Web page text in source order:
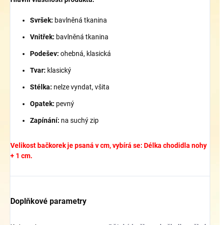
Svršek: bavlněná tkanina
Vnitřek: bavlněná tkanina
Podešev: ohebná, klasická
Tvar: klasický
Stélka: nelze vyndat, všita
Opatek: pevný
Zapínání: na suchý zip
Velikost bačkorek je psaná v cm, vybírá se: Délka chodidla nohy
+ 1 cm.
Doplňkové parametry